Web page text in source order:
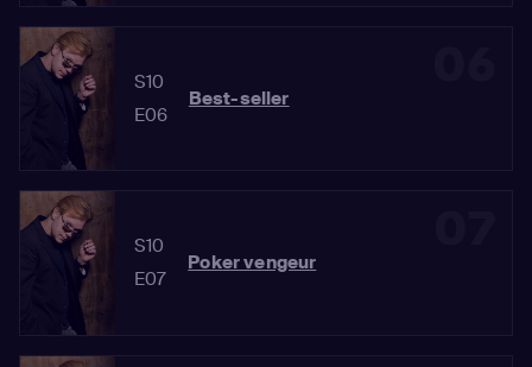
S10
E06
Best-seller
S10
E07
Poker vengeur